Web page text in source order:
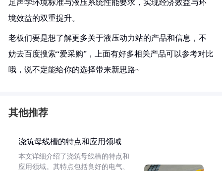
足声学环境标准与液压系统性能要求，实现经济效益与环
境效益的双重提升。
老板们要是想了解更多关于液压动力站的产品和信息，不
妨去百度搜索“爱采购”，上面有好多相关产品可以参考对比
哦，说不定能给你的选择带来新思路~
其他推荐
浇筑母线槽的特点和应用领域
本文详细介绍了浇筑母线槽的特点和
应用领域。其特点包括良好的电气、